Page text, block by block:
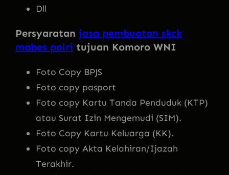
Dll
Persyaratan jasa pembuatan skck
mabes polri tujuan Komoro WNI
Foto Copy BPJS
Foto copy pasport
Foto copy Kartu Tanda Penduduk (KTP)
atau Surat Izin Mengemudi (SIM).
Foto Copy Kartu Keluarga (KK).
Foto copy Akta Kelahiran/Ijazah
Terakhir.